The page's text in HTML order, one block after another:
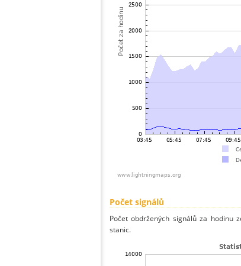
Počet signálů
Počet obdržených signálů za hodinu
stanic.